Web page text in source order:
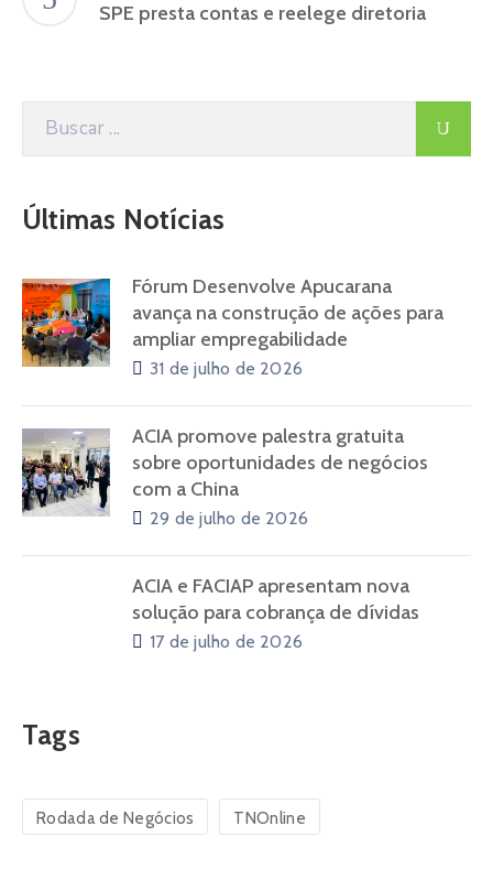
SPE presta contas e reelege diretoria
Últimas Notícias
Fórum Desenvolve Apucarana
avança na construção de ações para
ampliar empregabilidade
31 de julho de 2026
ACIA promove palestra gratuita
sobre oportunidades de negócios
com a China
29 de julho de 2026
ACIA e FACIAP apresentam nova
solução para cobrança de dívidas
17 de julho de 2026
Tags
Rodada de Negócios TNOnline